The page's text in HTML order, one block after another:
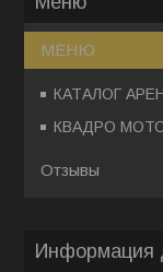
МЕНЮ
КАТАЛОГ
КВАДРО
Отзывы
Информация